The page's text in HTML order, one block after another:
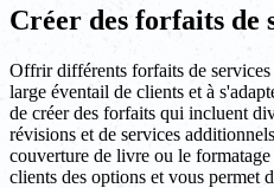
Créer des forfaits de
Offrir différents forfaits de
large éventail de clients et à
de créer des forfaits qui incluent
révisions et de services
couverture de livre ou le
clients des options et vous permet